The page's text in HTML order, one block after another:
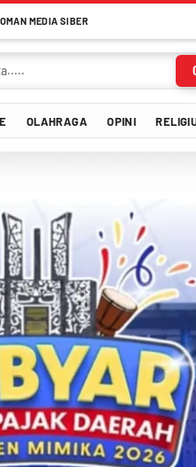
MEDIA SIBER
OLAHRAGA OPINI